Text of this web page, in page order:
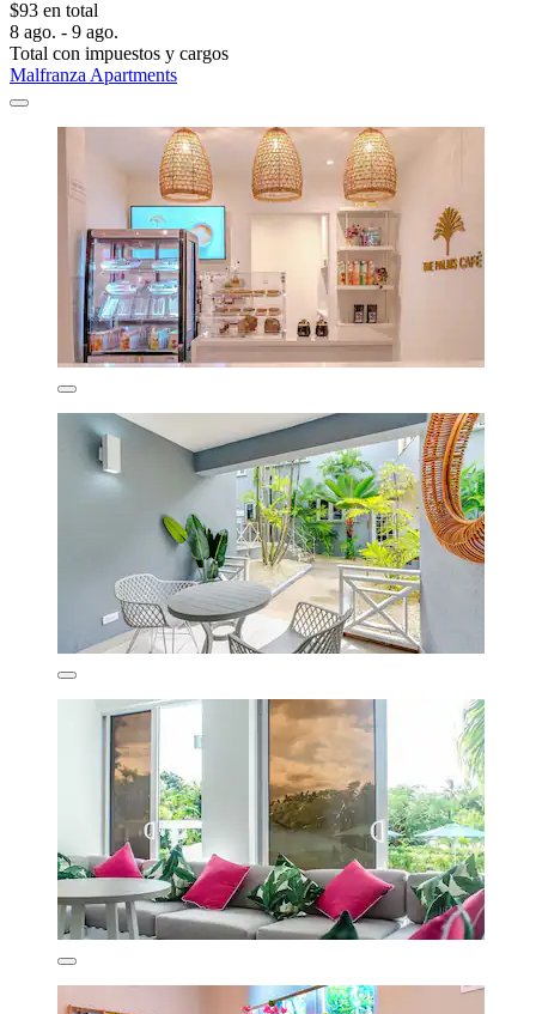
$93 en total
8 ago. - 9 ago.
Total con impuestos y cargos
Malfranza Apartments